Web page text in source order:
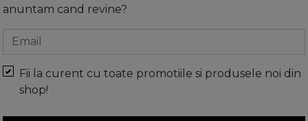
anuntam cand revine?
Email
Fii la curent cu toate promotiile si produsele noi din
shop!